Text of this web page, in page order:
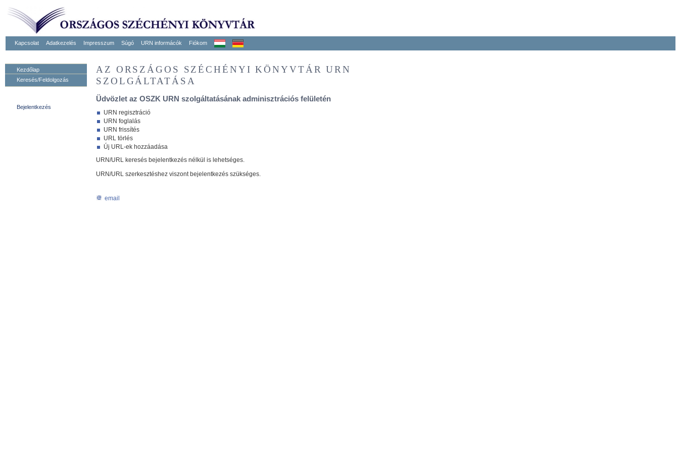
Kapcsolat Adatkezelés Impresszum Súgó URN informácók Fiókom
Kezdőlap
Keresés/Feldolgozás
Bejelentkezés
AZ ORSZÁGOS SZÉCHÉNYI KÖNYVTÁR URN
SZOLGÁLTATÁSA
Üdvözlet az OSZK URN szolgáltatásának adminisztrációs felületén
URN regisztráció
URN foglalás
URN frissítés
URL törlés
Új URL-ek hozzáadása
URN/URL keresés bejelentkezés nélkül is lehetséges.
URN/URL szerkesztéshez viszont bejelentkezés szükséges.
email